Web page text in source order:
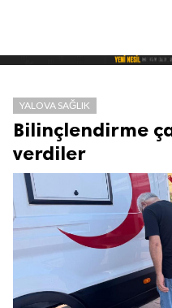
YALOVA SAĞLIK
Bilinçlendirme
verdiler